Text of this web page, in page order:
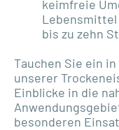
keimfreie
Lebensmittel
bis zu zehn
Tauchen Sie ein
unserer
Einblicke in die
besonderen